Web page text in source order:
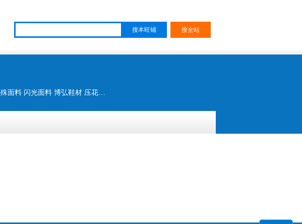
珍珠鱼 格丽特 大小葱片 网格亮片 巴黎钻石 广东格丽特 水晶格丽特 特殊面料 闪光面料 博弘鞋材 压花格丽特 网布格丽特